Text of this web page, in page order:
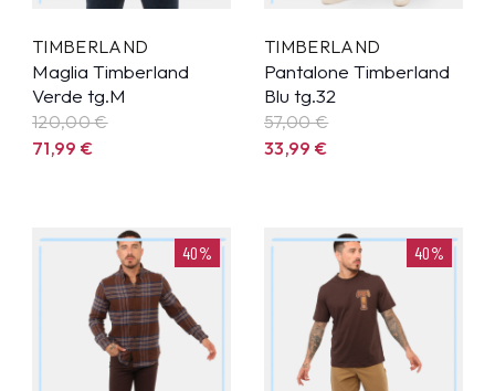
TIMBERLAND
Maglia Timberland
Verde tg.M
120,00 €
71,99€
TIMBERLAND
Pantalone Timberland
Blu tg.32
57,00 €
33,99€
40% 40%